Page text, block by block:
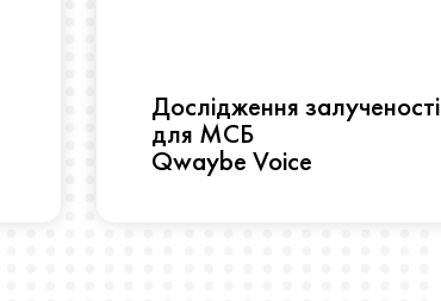
Дослідження залученості
для МСБ
Qwaybe Voice